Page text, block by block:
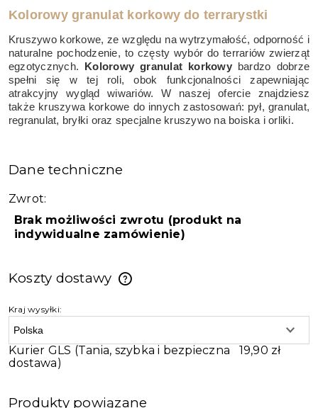
Kolorowy granulat korkowy do terrarystki
Kruszywo korkowe, ze względu na wytrzymałość, odporność i
naturalne pochodzenie, to częsty wybór do terrariów zwierząt
egzotycznych.
Kolorowy granulat korkowybardzo dobrze
spełni się w tej roli, obok funkcjonalności zapewniając
atrakcyjny wygląd wiwariów. W naszej ofercie znajdziesz
także kruszywa korkowe do innych zastosowań: pył, granulat,
regranulat, bryłki oraz specjalne kruszywo na boiska i orliki.
Dane techniczne
Zwrot:
Brak możliwości zwrotu (produkt na
indywidualne zamówienie)
Koszty dostawy
Kraj wysyłki:
Kurier GLS (Tania, szybka i bezpieczna
dostawa)
19,90 zł
Produkty powiązane